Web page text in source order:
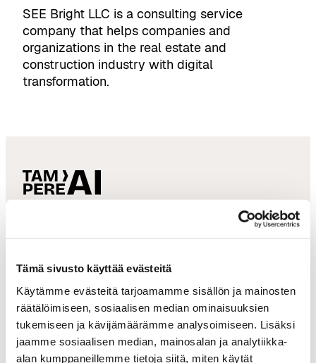
Tämä sivusto käyttää evästeitä
Käytämme evästeitä tarjoamamme sisällön ja mainosten
räätälöimiseen, sosiaalisen median ominaisuuksien
tukemiseen ja kävijämäärämme analysoimiseen. Lisäksi
jaamme sosiaalisen median, mainosalan ja analytiikka-
alan kumppaneillemme tietoja siitä, miten käytät
SEE Bright LLC is a consulting service
company that helps companies and
organizations in the real estate and
construction industry with digital
transformation.
About Ecosystem
Ecosystem Members
Ecosystem Services
Why Tampere